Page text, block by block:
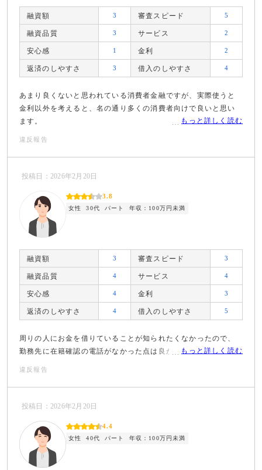
融資額 3 審査スピード 5
融資品質 3 サービス 2
安心感 1 金利 2
返済のしやすさ 3 借入のしやすさ 4
あまり良くないと思われている消費者金融ですが、実際使うと
金利以外を考えると、名の通り多くの消費者向けで良いと思い
ます。
もっと詳しく読む
違反報告
投稿日：2026年2月20日
3.8
女性 30代 パート 年収：100万円未満
融資額 3 審査スピード 3
融資品質 4 サービス 4
安心感 4 金利 3
返済のしやすさ 4 借入のしやすさ 5
周りの人にお金を借りていることが知られたくなかったので、
勤務先に在籍確認の電話がなかった点は良かったです。もっと詳しく読む
違反報告
投稿日：2026年2月20日
4.4
女性 40代 パート 年収：100万円未満